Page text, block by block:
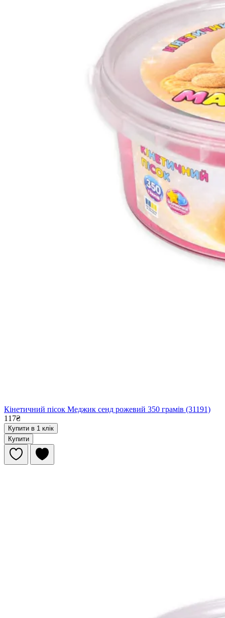
Кінетичний пісок Меджик сенд рожевий 350 грамів (31191)
117₴
Купити в 1 клік
Купити